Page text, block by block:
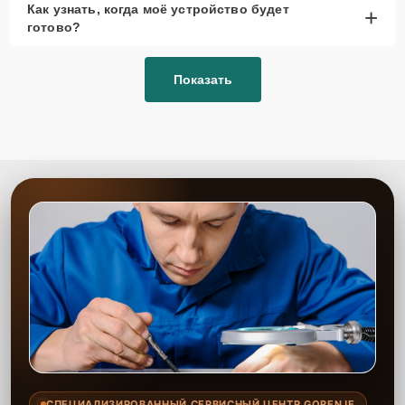
рассмотреть вариант с использованием
качественного аналога брендовой детали.
высококачественные запчасти, будь это 100% оригинал, или
надежные аналоги проверенных и зарекомендовавших себя
Позвонить по телефону горячей линии или
запросить обратный звонок через Форму заявки
для быстрого уточнения деталей.
Привезти устройство в ближайший центр или
передать аппарат курьеру службы доставки,
дождаться результатов диагностики и принять
решение.
Дождаться оповещения о готовности и забрать
устройство самостоятельно или воспользоваться
курьерской доставкой.
Как узнать, когда моё устройство будет
готово?
+
Показать